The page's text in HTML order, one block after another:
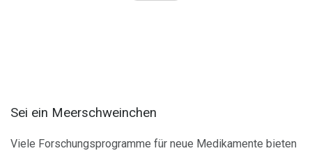
Sei ein Meerschweinchen
Viele Forschungsprogramme für neue Medikamente bieten